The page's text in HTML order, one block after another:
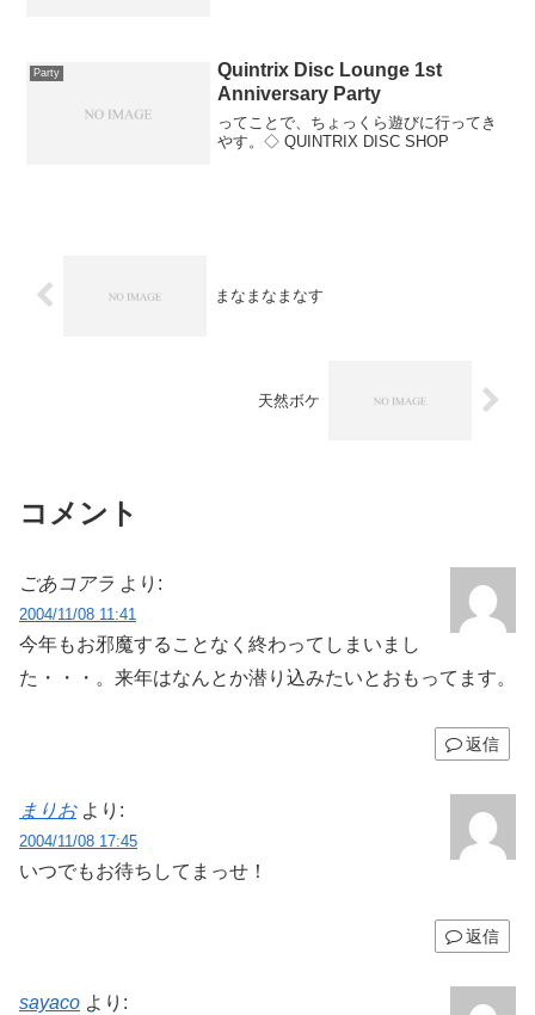
Party
Quintrix Disc Lounge 1st
Anniversary Party
ってことで、ちょっくら遊びに行ってき
やす。◇ QUINTRIX DISC SHOP
まなまなまなす
天然ボケ
コメント
ごあコアラ より:
2004/11/08 11:41
今年もお邪魔することなく終わってしまいまし
た・・・。来年はなんとか潜り込みたいとおもってます。
返信
まりお より:
2004/11/08 17:45
いつでもお待ちしてまっせ！
返信
sayaco より: